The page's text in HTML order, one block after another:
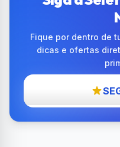
Fique por dentro de
dicas e ofertas